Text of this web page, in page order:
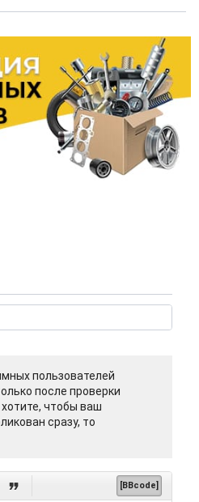
пользователей
после проверки
чтобы ваш
сразу, то
 [BBcode]